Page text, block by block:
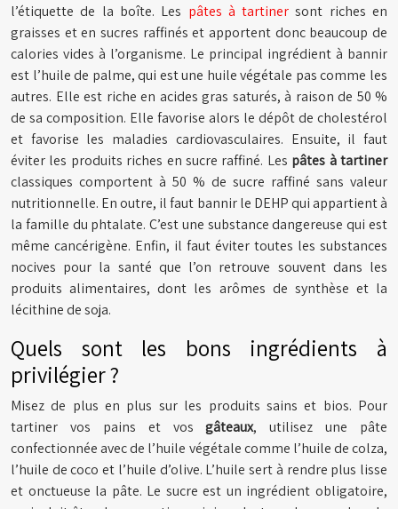
l’étiquette de la boîte. Les pâtes à tartiner sont riches en
graisses et en sucres raffinés et apportent donc beaucoup de
calories vides à l’organisme. Le principal ingrédient à bannir
est l’huile de palme, qui est une huile végétale pas comme les
autres. Elle est riche en acides gras saturés, à raison de 50 %
de sa composition. Elle favorise alors le dépôt de cholestérol
et favorise les maladies cardiovasculaires. Ensuite, il faut
éviter les produits riches en sucre raffiné. Les pâtes à tartiner
classiques comportent à 50 % de sucre raffiné sans valeur
nutritionnelle. En outre, il faut bannir le DEHP qui appartient à
la famille du phtalate. C’est une substance dangereuse qui est
même cancérigène. Enfin, il faut éviter toutes les substances
nocives pour la santé que l’on retrouve souvent dans les
produits alimentaires, dont les arômes de synthèse et la
lécithine de soja.
Quels sont les bons ingrédients à
privilégier ?
Misez de plus en plus sur les produits sains et bios. Pour
tartiner vos pains et vosgâteaux, utilisez une pâte
confectionnée avec de l’huile végétale comme l’huile de colza,
l’huile de coco et l’huile d’olive. L’huile sert à rendre plus lisse
et onctueuse la pâte. Le sucre est un ingrédient obligatoire,